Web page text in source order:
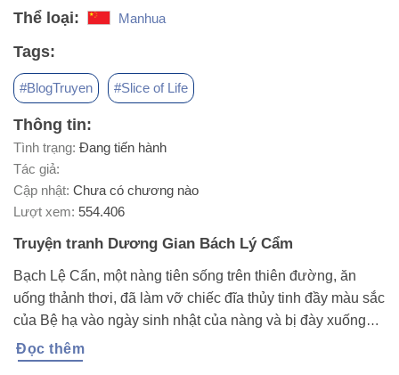
Thể loại: Manhua
Tags:
#BlogTruyen #Slice of Life
Thông tin:
Tình trạng: Đang tiến hành
Tác giả:
Cập nhật: Chưa có chương nào
Lượt xem: 554.406
Truyện tranh Dương Gian Bách Lý Cẩm
Bạch Lệ Cẩn, một nàng tiên sống trên thiên đường, ăn
uống thảnh thơi, đã làm vỡ chiếc đĩa thủy tinh đầy màu sắc
của Bệ hạ vào ngày sinh nhật của nàng và bị đày xuống
trần gian. Giờ đây, nàng phải bắt đầu cuộc phiêu lưu của
mình ở trần gian với tất cả sức mạnh tâm linh đã mất hết!
Đọc thêm